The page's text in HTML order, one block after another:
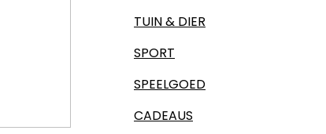
TUIN & DIER
SPORT
SPEELGOED
CADEAUS